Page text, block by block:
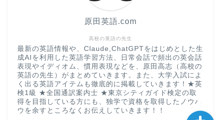
高校の英語の先生
原田英語.com
最新の英語情報や、Claude,ChatGPTをはじめとした生
成AIを利用した英語学習方法、日常会話で頻出の英会話
表現やイディオム、慣用表現などを、原田高志（高校の
英語の先生）がまとめていきます。また、大学入試によ
く出る英語アイテムも徹底的に掲載していきます！★英
検1級 ★全国通訳案内士 ★東京シティガイド検定の取
得を目指している方にも、独学で資格を取得したノウハ
ウを余すところなくお伝えしていきます！！
CONTACT